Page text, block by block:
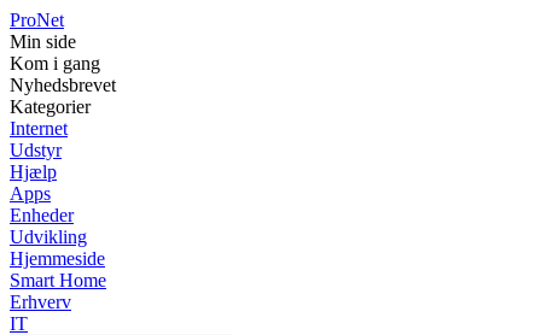
ProNet
Min side
Kom i gang
Nyhedsbrevet
Kategorier
Internet
Udstyr
Hjælp
Apps
Enheder
Udvikling
Hjemmeside
Smart Home
Erhverv
IT